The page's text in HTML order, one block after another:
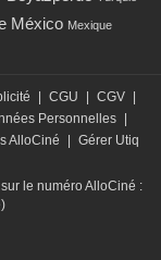
México Mexique
CGU CGV
Personnelles
AlloCiné
Gérer Utiq
le numéro AlloCiné :